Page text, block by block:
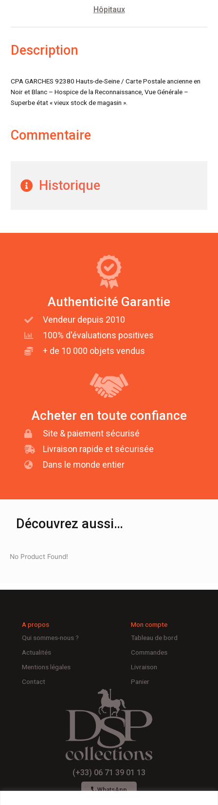
Hôpitaux
Description
CPA GARCHES 92380 Hauts-de-Seine / Carte Postale ancienne en
Noir et Blanc – Hospice de la Reconnaissance, Vue Générale –
Superbe état « vieux stock de magasin ».
Commentaire
Historique
Authenticité Garantie
Vendeur depuis 2010
100% d'évaluations positives
+ de 10 000 objets vendus
Acheter en toute confiance
Site & paiement sécurisé
Livraison rapide et sécurisée
Dans le monde entier
Découvrez aussi…
No Product Found!
A propos
Qui sommes-nous ?
Actualités
Mentions légales
Contact
Mon compte
Tableau de bord
Commandes
Livraison
Panier
(+33) 06 71 39 01 13
WhatsApp